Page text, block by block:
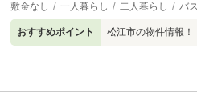
敷金なし 一人暮らし 二人暮らし バ
おすすめポイント 松江市の物件情報！